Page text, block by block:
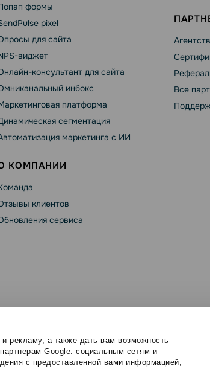
рекламу, а также дать вам возможность
Google: социальным сетям и
с предоставленной вами информацией,
формы
pixel
для сайта
виджет
консультант для сайта
инбокс
платформа
сегментация
маркетинга с ИИ
КОМПАНИИ
клиентов
сервиса
Все